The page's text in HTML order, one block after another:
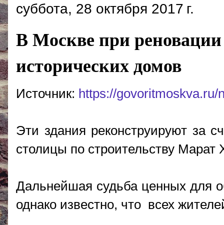
суббота, 28 октября 2017 г.
В Москве при реновации
исторических домов
Источник: https://govoritmoskva.ru/
Эти здания реконструируют за
столицы по строительству Марат
Дальнейшая судьба ценных для
однако известно, что всех